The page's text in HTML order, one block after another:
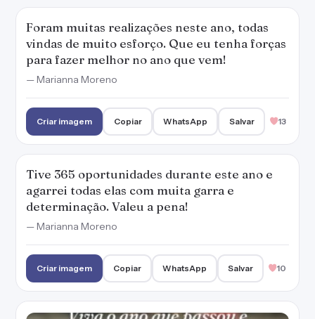
Foram muitas realizações neste ano, todas
vindas de muito esforço. Que eu tenha forças
para fazer melhor no ano que vem!
— Marianna Moreno
Criar imagem Copiar WhatsApp Salvar 13
Tive 365 oportunidades durante este ano e
agarrei todas elas com muita garra e
determinação. Valeu a pena!
— Marianna Moreno
Criar imagem Copiar WhatsApp Salvar 10